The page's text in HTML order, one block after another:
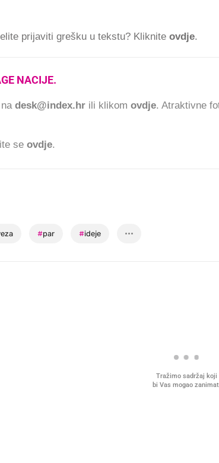
prijaviti grešku u tekstu? Kliknite ovdje.
NACIJE.
desk@index.hr ili klikom ovdje. Atraktivne
se ovdje.
#par #ideje
Tražimo sadržaj koji
bi Vas mogao